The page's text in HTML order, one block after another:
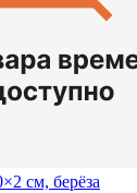
см, берёза